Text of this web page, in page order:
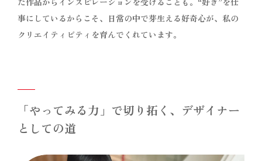
事にしているからこそ、日常の中で芽生える好奇心が、私の
クリエイティビティを育んでくれています。
「やってみる力」で切り拓く、デザイナー
としての道